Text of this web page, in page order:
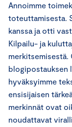
Annoimme
toteuttamisesta.
kanssa ja otti
Kilpailu- ja
blogipostauksen
hyväksyimme
ensisijaisen
merkinnät ovat
noudattavat